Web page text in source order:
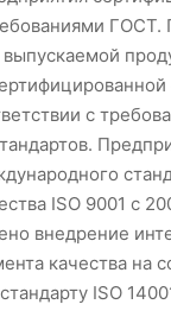
ГОСТ.
с
ISO 9001 с
внедрение
качества на
ISO